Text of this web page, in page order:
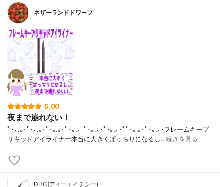
ネザーランドドワーフ
5.00
夜まで崩れない！
ﾟ･｡.｡･ﾟ･｡.｡･ﾟ･｡.｡･ﾟ･｡.｡･ﾟ･｡.｡･ﾟ･｡.｡･ﾟﾟ･｡.｡･ﾟ･｡.｡･フレームキープ
リキッドアイライナー本当に大きくぱっちりになるし…続きを見る
DHC(ディーエイチシー)